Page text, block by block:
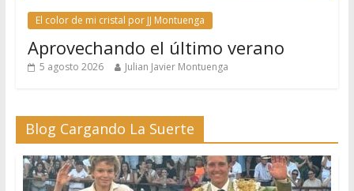
El color de mi cristal por JJ Montuenga
Aprovechando el último verano
5 agosto 2026 Julian Javier Montuenga
Blog Cargando La Suerte